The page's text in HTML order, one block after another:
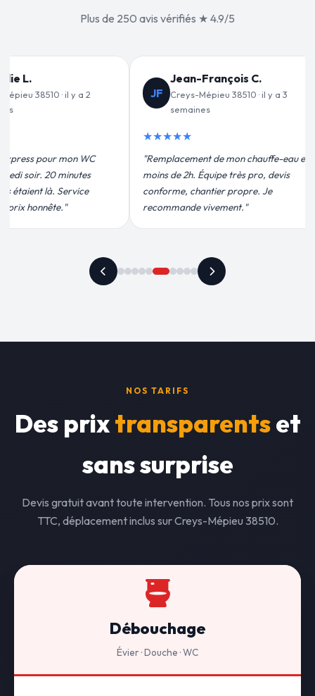
Plus de 250 avis vérifiés ★ 4.9/5
C.
38510 · il y a 3
mon chauffe-eau en
très pro, devis
propre. Je
VD
Valérie D.
Creys-Mépieu 38510 · il y a 1 mois
"Un grand merci à Sylvain Plombier
pour leur intervention rapide et
efficace. Fuite réparée en 30 min, prix
plus qu'honnête !"
NOS TARIFS
Des prixtransparentset
sans surprise
Devis gratuit avant toute intervention. Tous nos prix sont
TTC, déplacement inclus sur Creys-Mépieu 38510.
Débouchage
Évier · Douche · WC